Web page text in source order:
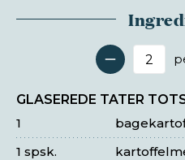
GLASEREDE TATER
1
1 spsk.